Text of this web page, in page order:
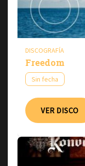
DISCOGRAFÍA
Freedom
Sin fecha
VER DISCO